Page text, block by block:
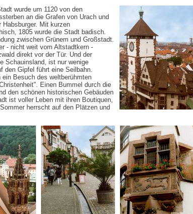
wurde um 1120 von den
an die Grafen von Urach und
Mit kurzen
1805 wurde die Stadt badisch.
zwischen Grünem und Großstadt.
- nicht weit vom Altstadtkern -
direkt vor der Tür. Und der
Schauinsland, ist nur wenige
den Gipfel führt eine Seilbahn.
Besuch des weltberühmten
Einen Bummel durch die
den schönen historischen Gebäuden
ist voller Leben mit ihren Boutiquen,
herrscht auf den Plätzen und